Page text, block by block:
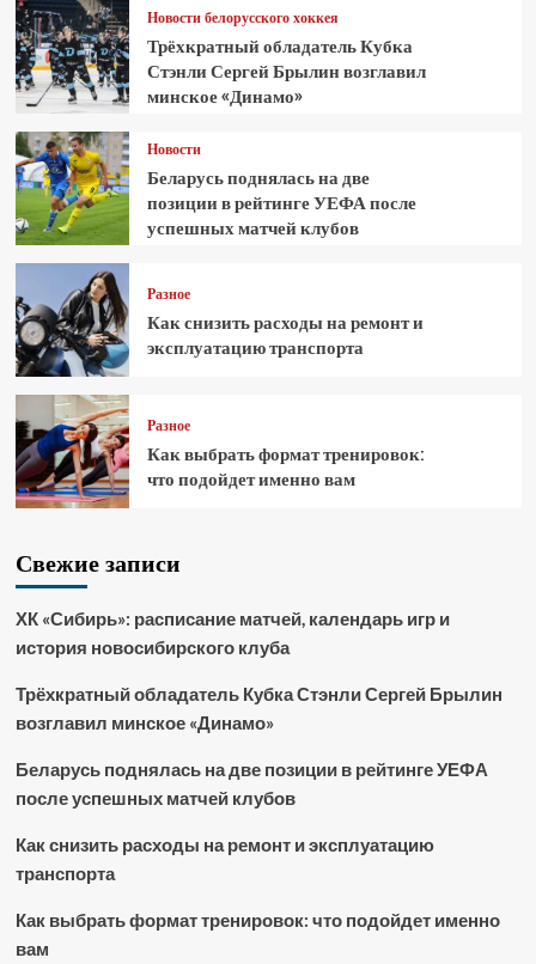
Новости белорусского хоккея
Трёхкратный обладатель Кубка
Стэнли Сергей Брылин возглавил
минское «Динамо»
Новости
Беларусь поднялась на две
позиции в рейтинге УЕФА после
успешных матчей клубов
Разное
Как снизить расходы на ремонт и
эксплуатацию транспорта
Разное
Как выбрать формат тренировок:
что подойдет именно вам
Свежие записи
ХК «Сибирь»: расписание матчей, календарь игр и
история новосибирского клуба
Трёхкратный обладатель Кубка Стэнли Сергей Брылин
возглавил минское «Динамо»
Беларусь поднялась на две позиции в рейтинге УЕФА
после успешных матчей клубов
Как снизить расходы на ремонт и эксплуатацию
транспорта
Как выбрать формат тренировок: что подойдет именно
вам